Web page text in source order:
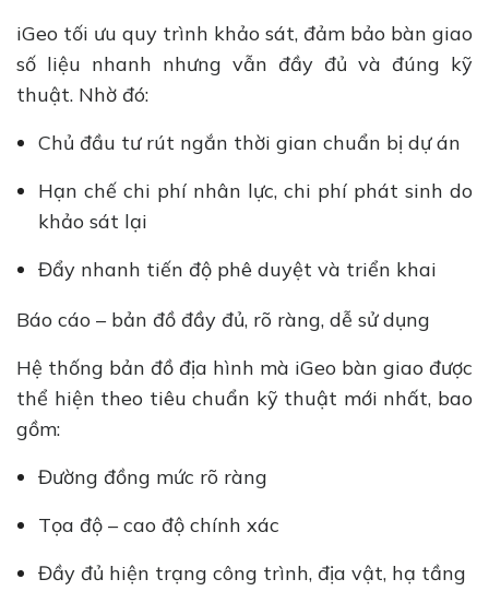
iGeo tối ưu quy trình khảo sát, đảm bảo bàn giao
số liệu nhanh nhưng vẫn đầy đủ và đúng kỹ
thuật. Nhờ đó:
Chủ đầu tư rút ngắn thời gian chuẩn bị dự án
Hạn chế chi phí nhân lực, chi phí phát sinh do
khảo sát lại
Đẩy nhanh tiến độ phê duyệt và triển khai
Báo cáo – bản đồ đầy đủ, rõ ràng, dễ sử dụng
Hệ thống bản đồ địa hình mà iGeo bàn giao được
thể hiện theo tiêu chuẩn kỹ thuật mới nhất, bao
gồm:
Đường đồng mức rõ ràng
Tọa độ – cao độ chính xác
Đầy đủ hiện trạng công trình, địa vật, hạ tầng